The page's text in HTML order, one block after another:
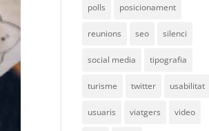
polls posicionament
reunions seo silenci
social media tipografia
turisme twitter usabilitat
usuaris viatgers video